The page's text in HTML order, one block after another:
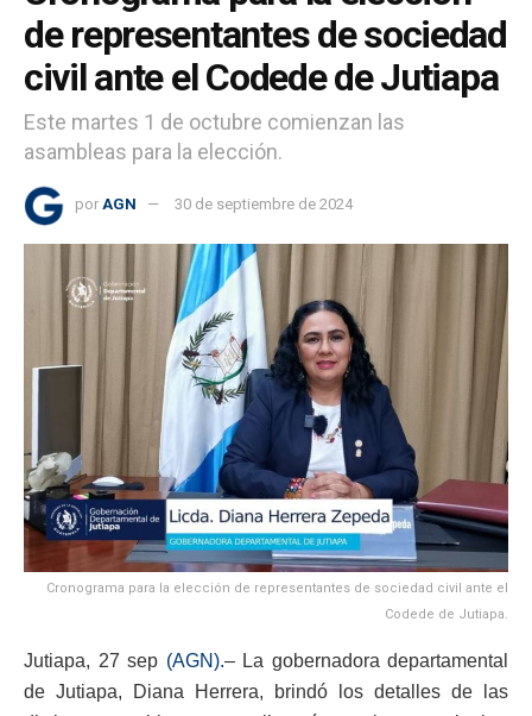
de representantes de sociedad
civil ante el Codede de Jutiapa
Este martes 1 de octubre comienzan las
asambleas para la elección.
por AGN 30 de septiembre de 2024
Cronograma para la elección de representantes de sociedad civil ante el
Codede de Jutiapa.
Jutiapa, 27 sep (AGN).– La gobernadora departamental
de Jutiapa, Diana Herrera, brindó los detalles de las